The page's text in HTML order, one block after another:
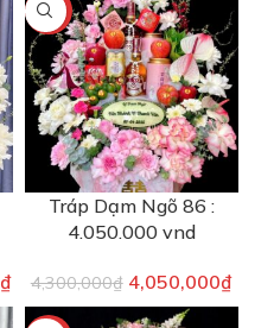
₫
-6%
Tráp Dạm Ngõ 86 :
4.050.000 vnd
4,300,000₫ 4,050,000₫